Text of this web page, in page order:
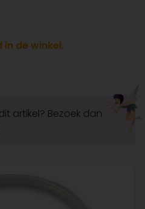
de winkel.
artikel? Bezoek dan